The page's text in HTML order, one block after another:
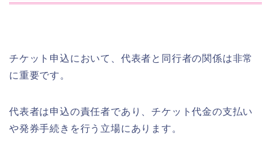
チケット申込において、代表者と同行者の関係は非常
に重要です。
代表者は申込の責任者であり、チケット代金の支払い
や発券手続きを行う立場にあります。